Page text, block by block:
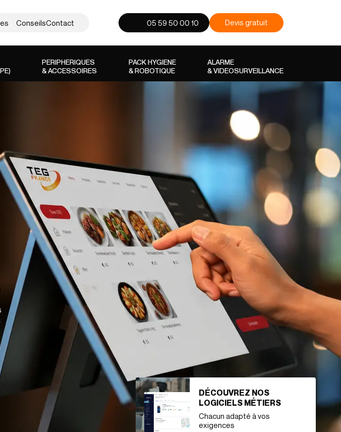
ConseilsContact 05 59 50 00 10 Devis gratuit
PERIPHERIQUES
& ACCESSOIRES
PACK HYGIENE
& ROBOTIQUE
ALARME
& VIDEOSURVEILLANCE
DÉCOUVREZ NOS
LOGICIELS MÉTIERS
Chacun adapté à vos
exigences